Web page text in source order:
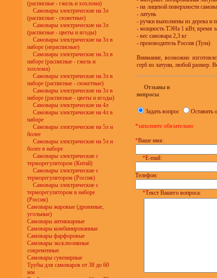
(расписные - гжель и хохлома)
Самовары электрические на 3л
(расписные - сюжетные)
Самовары электрические на 3л
(расписные - цветы и ягоды)
Самовары электрические на 3л в
наборе (нерасписные)
Самовары электрические на 3л в
наборе (расписные - гжель и
хохлома)
Самовары электрические на 3л в
наборе (расписные - сюжетные)
Самовары электрические на 3л в
наборе (расписные - цветы и ягоды)
Самовары электрические на 4л
Самовары электрические на 4л в
наборе
Самовары электрические на 5л и
более
Самовары электрические на 5л и
более в наборе
Самовары электрические с
терморегулятором (Китай)
Самовары электрические с
терморегулятором (Россия)
Самовары электрические с
терморегулятором в наборе
(Россия)
Самовары жаровые (дровяные,
угольные)
Самовары антикварные
Самовары комбинированные
Самовары фарфоровые
Самовары эксклюзивные
современные
Самовары сувенирные
Трубы для самоваров от 38 до 60
мм
- на лицевой поверхности
- латунь
- ручки выполнены из дерева и
- мощность ТЭНа 1 кВт, время
- вес самовара 2,3 кг
- производитель Россия (Тула)
Внимание, возможно
герб из латуни, любой размер.
Отзывы и
вопросы
Задать вопрос Оставить
*заполните обязательно
*Ваше имя:
*E-mail:
Телефон:
*Текст Вашего вопроса: